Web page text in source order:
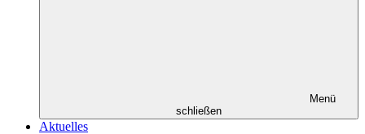
Menü
schließen
Aktuelles